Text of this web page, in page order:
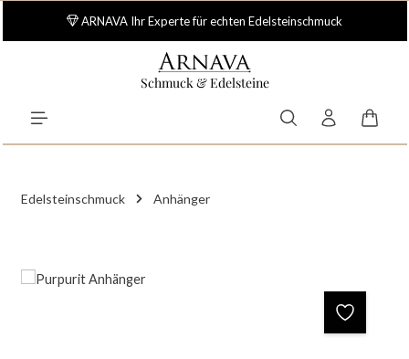
Zum Hauptinhalt springen
ARNAVA Ihr Experte für echten Edelsteinschmuck
Schmuck & Edelsteine
Edelsteinschmuck Anhänger
Bildergalerie überspringen